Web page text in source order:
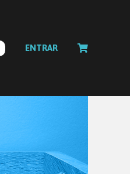
ENTRAR